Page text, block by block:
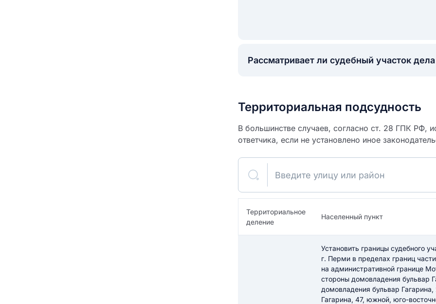
Рассматривает ли судебный участок
Территориальная подсудность
В большинстве случаев, согласно ст. 28 ГПК РФ,
ответчика, если не установлено иное
Введите улицу или район
Территориальное
деление
Населенный пункт
Установить границы судебного
г. Перми в пределах границ
на административной границе
стороны домовладения бульвар
домовладения бульвар
Гагарина, 47, южной, юго-
Как вы оцените
участок?
Введите свое имя
Введите свой номер телефона
Название населенного пункта